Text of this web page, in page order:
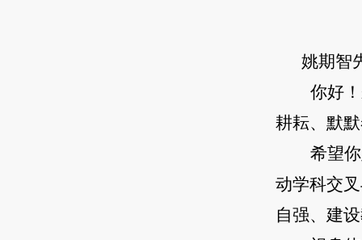
姚期智
你好
耕耘、默
希望
动学科交
自强、建